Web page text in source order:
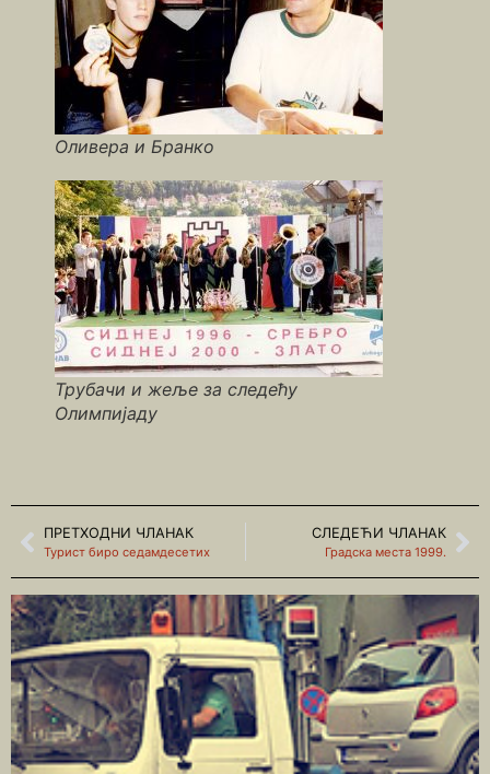
Оливера и Бранко
Трубачи и жеље за следећу
Олимпијаду
ПРЕТХОДНИ ЧЛАНАК
Турист биро седамдесетих
СЛЕДЕЋИ ЧЛАНАК
Градска места 1999.